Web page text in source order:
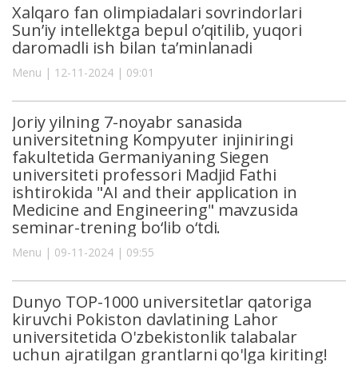
Xalqaro fan olimpiadalari sovrindorlari
Sun’iy intellektga bepul o’qitilib, yuqori
daromadli ish bilan ta’minlanadi
Menu | 12-11-2024 | 09:01
Joriy yilning 7-noyabr sanasida
universitetning Kompyuter injiniringi
fakultetida Germaniyaning Siegen
universiteti professori Madjid Fathi
ishtirokida "AI and their application in
Medicine and Engineering" mavzusida
seminar-trening bo‘lib o‘tdi.
Menu | 09-11-2024 | 09:55
Dunyo TOP-1000 universitetlar qatoriga
kiruvchi Pokiston davlatining Lahor
universitetida O'zbekistonlik talabalar
uchun ajratilgan grantlarni qo'lga kiriting!